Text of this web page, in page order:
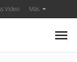
Video Más